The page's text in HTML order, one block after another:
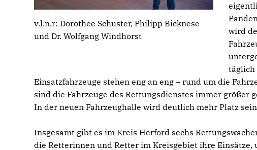
v.l.n.r: Dorothee Schuster, Philipp Bicknese
und Dr. Wolfgang Windhorst
wird
täglich
Einsatzfahrzeuge stehen eng an eng – rund um die
sind die Fahrzeuge des Rettungsdienstes immer größer
In der neuen Fahrzeughalle wird deutlich mehr Platz
Insgesamt gibt es im Kreis Herford sechs
die Retterinnen und Retter im Kreisgebiet ihre